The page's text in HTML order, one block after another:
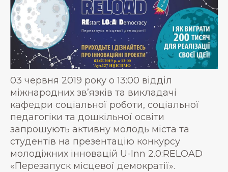
03 червня 2019 року о 13:00 відділ
міжнародних зв’язків та викладачі
кафедри соціальної роботи, соціальної
педагогіки та дошкільної освіти
запрошують активну молодь міста та
студентів на презентацію конкурсу
молодіжних інновацій U-Inn 2.0:RELOAD
«Перезапуск місцевої демократії».